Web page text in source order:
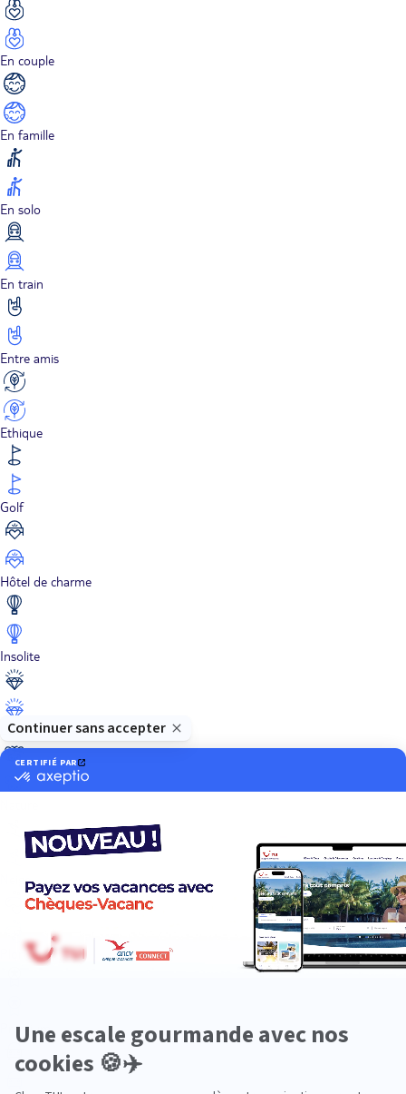
En couple
En famille
En solo
En train
Entre amis
Ethique
Golf
Hôtel de charme
Insolite
Luxe
Neige
Plongée
Premium